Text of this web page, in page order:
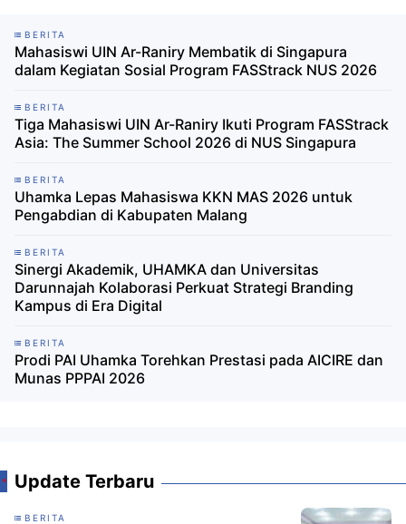
BERITA
Mahasiswi UIN Ar-Raniry Membatik di Singapura
dalam Kegiatan Sosial Program FASStrack NUS 2026
BERITA
Tiga Mahasiswi UIN Ar-Raniry Ikuti Program FASStrack
Asia: The Summer School 2026 di NUS Singapura
BERITA
Uhamka Lepas Mahasiswa KKN MAS 2026 untuk
Pengabdian di Kabupaten Malang
BERITA
Sinergi Akademik, UHAMKA dan Universitas
Darunnajah Kolaborasi Perkuat Strategi Branding
Kampus di Era Digital
BERITA
Prodi PAI Uhamka Torehkan Prestasi pada AICIRE dan
Munas PPPAI 2026
Update Terbaru
BERITA